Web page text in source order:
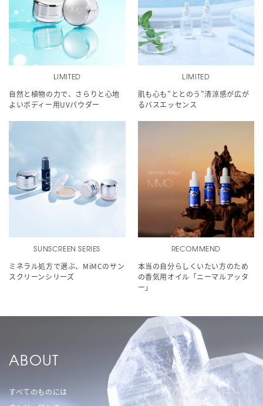
LIMITED
自然と植物の力で、さらりと心地
よいボディー用UVパウダー
LIMITED
肌も心も”ととのう”清涼感が広が
るバスエッセンス
SUNSCREEN SERIES
ミネラル処方で選ぶ、MiMCのサン
スクリーンシリーズ
RECOMMEND
本当の自分らしくいたい方のため
の香気用オイル「ニーマルアッタ
ー」
ABOUT
すべてのものには